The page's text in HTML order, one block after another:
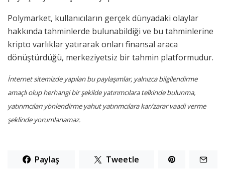
Polymarket, kullanıcıların gerçek dünyadaki olaylar
hakkında tahminlerde bulunabildiği ve bu tahminlerine
kripto varlıklar yatırarak onları finansal araca
dönüştürdüğü, merkeziyetsiz bir tahmin platformudur.
İnternet sitemizde yapılan bu paylaşımlar, yalnızca bilgilendirme
amaçlı olup herhangi bir şekilde yatırımcılara telkinde bulunma,
yatırımcıları yönlendirme yahut yatırımcılara kar/zarar vaadi verme
şeklinde yorumlanamaz.
Paylaş Tweetle